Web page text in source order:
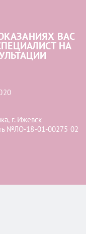
ВАС
НА
г. Ижевск
№ЛО-18-01-00275 02